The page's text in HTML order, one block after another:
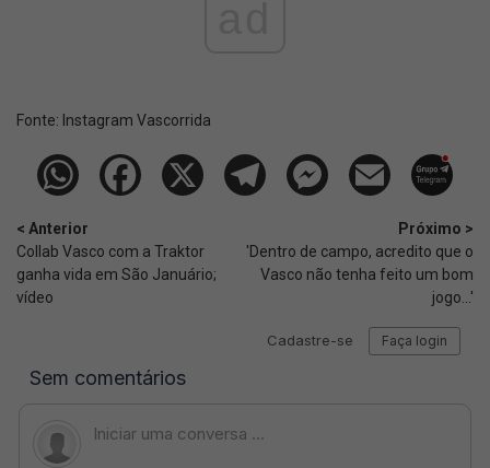
Fonte: Instagram Vascorrida
< Anterior
Collab Vasco com a Traktor
ganha vida em São Januário;
vídeo
Próximo >
'Dentro de campo, acredito que o
Vasco não tenha feito um bom
jogo...'